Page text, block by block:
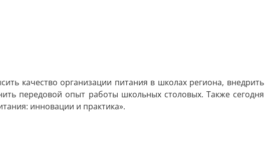
качество организации питания в школах региона, внедрить
передовой опыт работы школьных столовых. Также сегодня
инновации и практика».